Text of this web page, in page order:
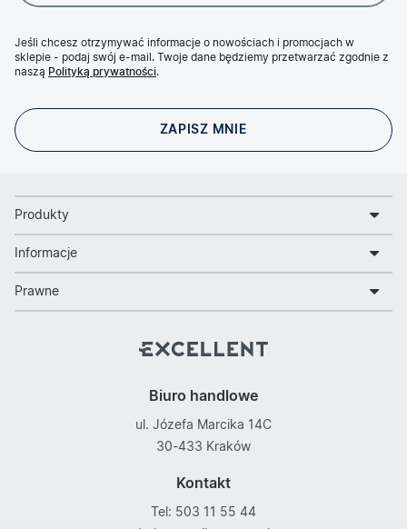
Jeśli chcesz otrzymywać informacje o nowościach i promocjach w
sklepie - podaj swój e-mail. Twoje dane będziemy przetwarzać zgodnie z
naszą Polityką prywatności.
Produkty
Informacje
Prawne
Biuro handlowe
ul. Józefa Marcika 14C
30-433 Kraków
Kontakt
Tel: 503 11 55 44